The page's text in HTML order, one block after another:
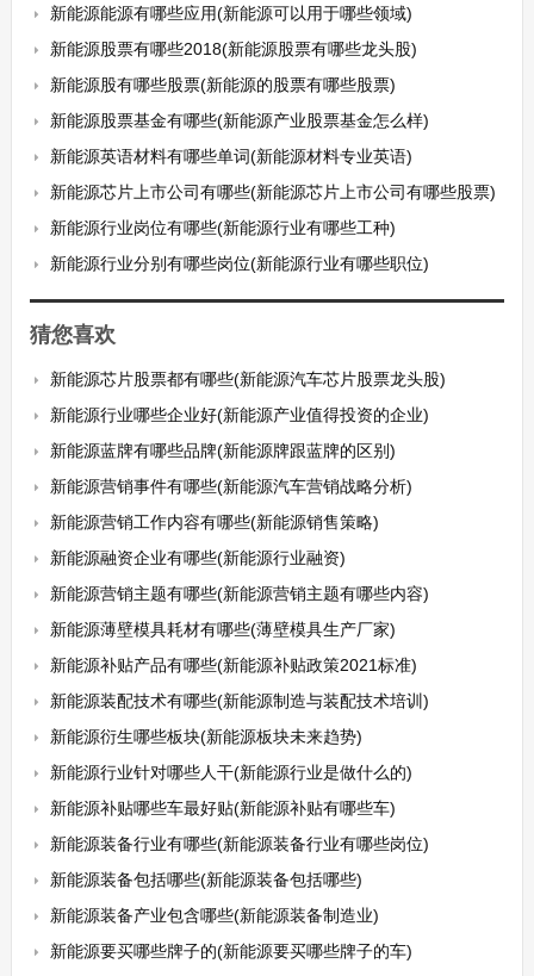
新能源能源有哪些应用(新能源可以用于哪些领域)
新能源股票有哪些2018(新能源股票有哪些龙头股)
新能源股有哪些股票(新能源的股票有哪些股票)
新能源股票基金有哪些(新能源产业股票基金怎么样)
新能源英语材料有哪些单词(新能源材料专业英语)
新能源芯片上市公司有哪些(新能源芯片上市公司有哪些股票)
新能源行业岗位有哪些(新能源行业有哪些工种)
新能源行业分别有哪些岗位(新能源行业有哪些职位)
猜您喜欢
新能源芯片股票都有哪些(新能源汽车芯片股票龙头股)
新能源行业哪些企业好(新能源产业值得投资的企业)
新能源蓝牌有哪些品牌(新能源牌跟蓝牌的区别)
新能源营销事件有哪些(新能源汽车营销战略分析)
新能源营销工作内容有哪些(新能源销售策略)
新能源融资企业有哪些(新能源行业融资)
新能源营销主题有哪些(新能源营销主题有哪些内容)
新能源薄壁模具耗材有哪些(薄壁模具生产厂家)
新能源补贴产品有哪些(新能源补贴政策2021标准)
新能源装配技术有哪些(新能源制造与装配技术培训)
新能源衍生哪些板块(新能源板块未来趋势)
新能源行业针对哪些人干(新能源行业是做什么的)
新能源补贴哪些车最好贴(新能源补贴有哪些车)
新能源装备行业有哪些(新能源装备行业有哪些岗位)
新能源装备包括哪些(新能源装备包括哪些)
新能源装备产业包含哪些(新能源装备制造业)
新能源要买哪些牌子的(新能源要买哪些牌子的车)